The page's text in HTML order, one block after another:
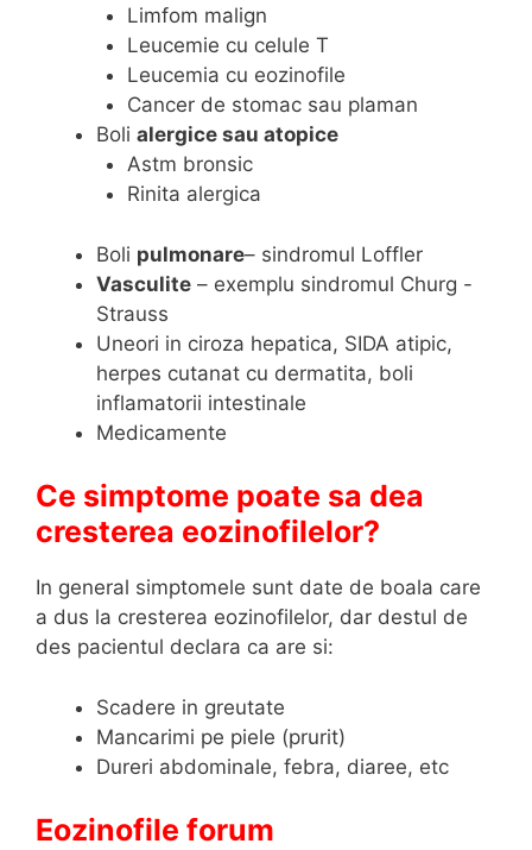
Limfom malign
Leucemie cu celule T
Leucemia cu eozinofile
Cancer de stomac sau plaman
Boli alergice sau atopice
Astm bronsic
Rinita alergica
Boli pulmonare– sindromul Loffler
Vasculite – exemplu sindromul Churg -
Strauss
Uneori in ciroza hepatica, SIDA atipic,
herpes cutanat cu dermatita, boli
inflamatorii intestinale
Medicamente
Ce simptome poate sa dea
cresterea eozinofilelor?
In general simptomele sunt date de boala care
a dus la cresterea eozinofilelor, dar destul de
des pacientul declara ca are si:
Scadere in greutate
Mancarimi pe piele (prurit)
Dureri abdominale, febra, diaree, etc
Eozinofile forum